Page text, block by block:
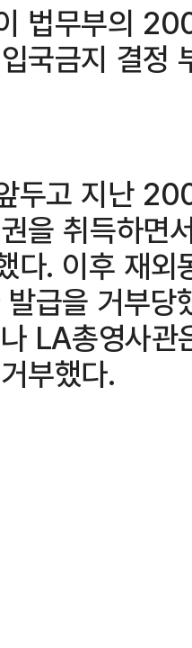
법무부의
국금지 결정
두고 지난
을 취득하면
다. 이후 재
급을 거부
LA총영사
부했다.